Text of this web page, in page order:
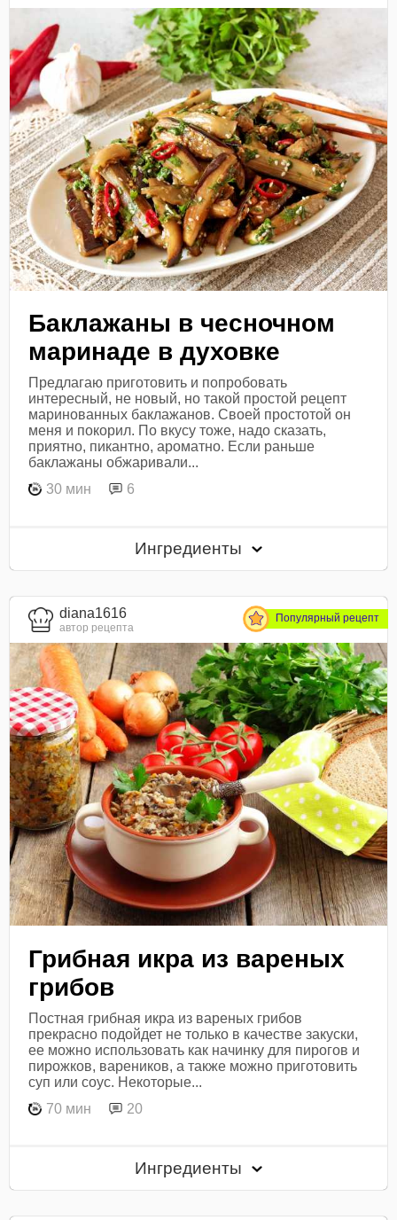
Баклажаны в чесночном
маринаде в духовке
Предлагаю приготовить и попробовать
интересный, не новый, но такой простой рецепт
маринованных баклажанов. Своей простотой он
меня и покорил. По вкусу тоже, надо сказать,
приятно, пикантно, ароматно. Если раньше
баклажаны обжаривали...
30 мин
6
Ингредиенты
diana1616
автор рецепта
Популярный рецепт
Грибная икра из вареных
грибов
Постная грибная икра из вареных грибов
прекрасно подойдет не только в качестве закуски,
ее можно использовать как начинку для пирогов и
пирожков, вареников, а также можно приготовить
суп или соус. Некоторые...
70 мин
20
Ингредиенты